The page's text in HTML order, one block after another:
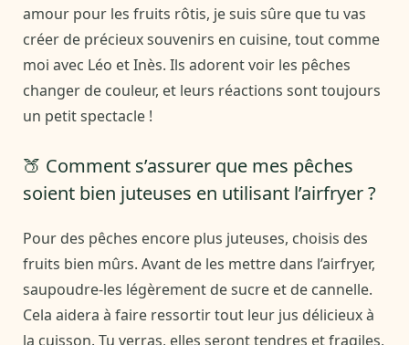
amour pour les fruits rôtis, je suis sûre que tu vas
créer de précieux souvenirs en cuisine, tout comme
moi avec Léo et Inès. Ils adorent voir les pêches
changer de couleur, et leurs réactions sont toujours
un petit spectacle !
🍑 Comment s’assurer que mes pêches
soient bien juteuses en utilisant l’airfryer ?
Pour des pêches encore plus juteuses, choisis des
fruits bien mûrs. Avant de les mettre dans l’airfryer,
saupoudre-les légèrement de sucre et de cannelle.
Cela aidera à faire ressortir tout leur jus délicieux à
la cuisson. Tu verras, elles seront tendres et fragiles,